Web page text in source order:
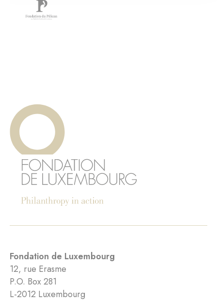
Fondation de Luxembourg
12, rue Erasme
P.O. Box 281
L-2012 Luxembourg